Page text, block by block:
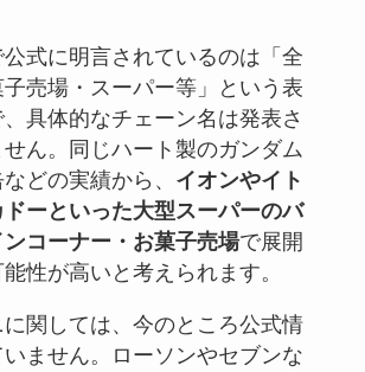
式に明言されているのは「全
子売場・スーパー等」という表
具体的なチェーン名は発表さ
ん。同じハート製のガンダム
どの実績から、 イオンやイト
ーといった大型スーパーのバ
ンコーナー・お菓子売場で展開
性が高いと考えられます。
に関しては、今のところ公式情
ません。ローソンやセブンな